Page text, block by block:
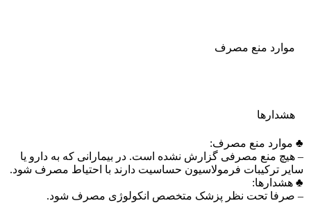
موارد منع مصرف
هشدارها
♣ موارد منع مصرف:
– هیچ منع مصرفی گزارش نشده است. در بیمارانی که به دارو یا
سایر ترکیبات فرمولاسیون حساسیت دارند با احتیاط مصرف شود.
♣ هشدارها:
– صرفا تحت نظر پزشک متخصص انکولوژی مصرف شود.